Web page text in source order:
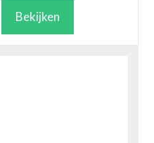
Bekijken